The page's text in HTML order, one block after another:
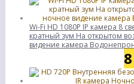
Wi-Fi HD 1080P IP камера 8
кратный зум На открытом
видение камера